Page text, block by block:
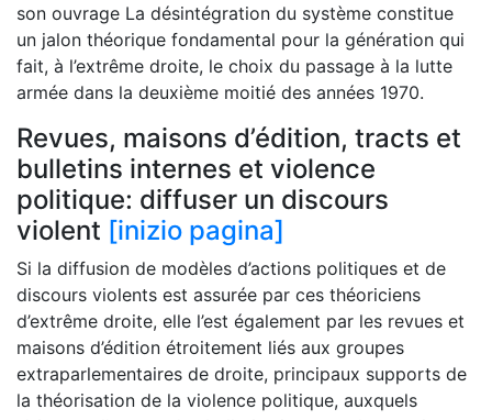
son ouvrage La désintégration du système constitue
un jalon théorique fondamental pour la génération qui
fait, à l’extrême droite, le choix du passage à la lutte
armée dans la deuxième moitié des années 1970.
Revues, maisons d’édition, tracts et
bulletins internes et violence
politique: diffuser un discours
violent [inizio pagina]
Si la diffusion de modèles d’actions politiques et de
discours violents est assurée par ces théoriciens
d’extrême droite, elle l’est également par les revues et
maisons d’édition étroitement liés aux groupes
extraparlementaires de droite, principaux supports de
la théorisation de la violence politique, auxquels